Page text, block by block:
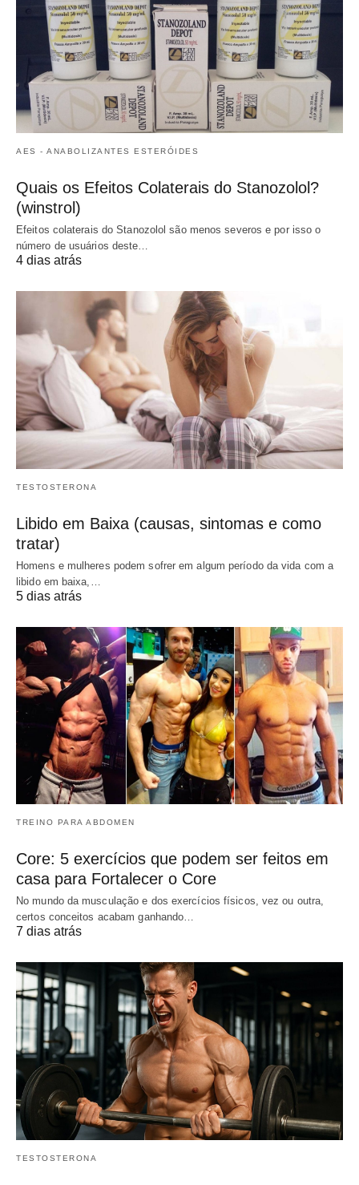
AES - ANABOLIZANTES ESTERÓIDES
Quais os Efeitos Colaterais do Stanozolol?
(winstrol)
Efeitos colaterais do Stanozolol são menos severos e por isso o
número de usuários deste…
4 dias atrás
TESTOSTERONA
Libido em Baixa (causas, sintomas e como
tratar)
Homens e mulheres podem sofrer em algum período da vida com a
libido em baixa,…
5 dias atrás
TREINO PARA ABDOMEN
Core: 5 exercícios que podem ser feitos em
casa para Fortalecer o Core
No mundo da musculação e dos exercícios físicos, vez ou outra,
certos conceitos acabam ganhando…
7 dias atrás
TESTOSTERONA